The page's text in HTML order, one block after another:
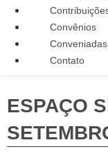
Convênios
Conveniadas
Contato
ESPAÇO